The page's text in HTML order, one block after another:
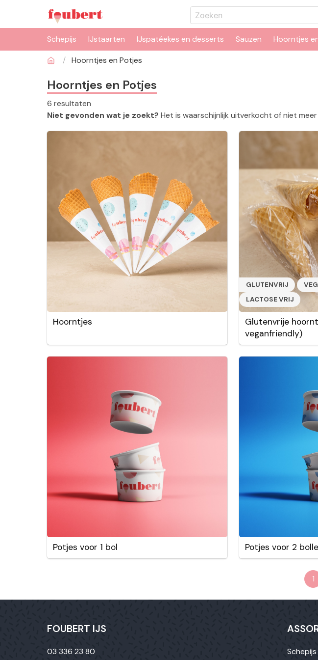
Schepijs IJstaarten IJspatéekes en desserts Sauzen Hoorntjes
Hoorntjes en Potjes
Hoorntjes en Potjes
6 resultaten
Niet gevonden wat je zoekt? Het is waarschijnlijk uitverkocht of niet
Hoorntjes
GLUTENVRIJ
LACTOSE VRIJ
Glutenvrije
veganfriendly)
Potjes voor 1 bol Potjes voor 2
1
FOUBERT IJS
03 336 23 80
Schepijs